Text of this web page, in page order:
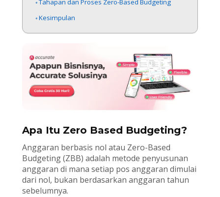
Tahapan dan Proses Zero-Based Budgeting
Kesimpulan
Apa Itu Zero Based Budgeting?
Anggaran berbasis nol atau Zero-Based
Budgeting (ZBB) adalah metode penyusunan
anggaran di mana setiap pos anggaran dimulai
dari nol, bukan berdasarkan anggaran tahun
sebelumnya.